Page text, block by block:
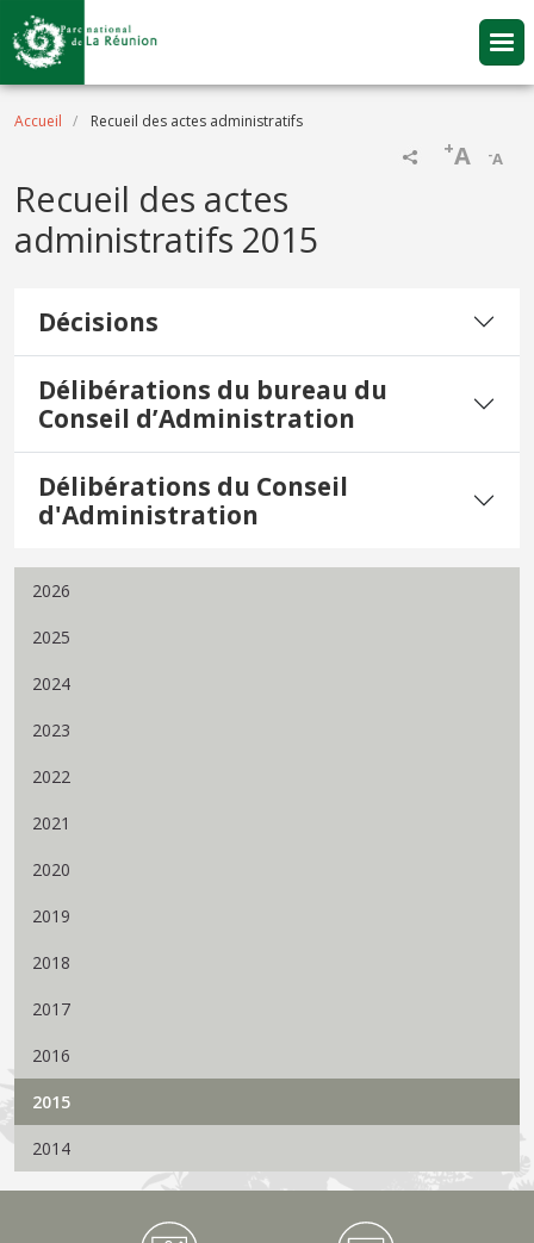
Aller au contenu principal
Fil d'Ariane
Accueil Recueil des actes administratifs
-A
+A
Recueil des actes
administratifs 2015
Décisions
Délibérations du bureau du
Conseil d’Administration
Délibérations du Conseil
d'Administration
2026
2025
2024
2023
2022
2021
2020
2019
2018
2017
2016
2015
2014
Médiathèque Footer